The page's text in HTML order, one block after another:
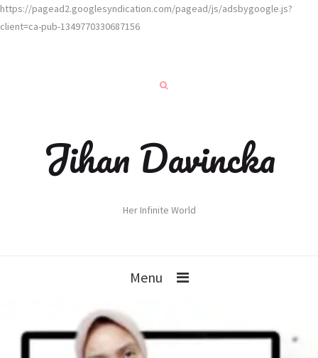
https://pagead2.googlesyndication.com/pagead/js/adsbygoogle.js?
client=ca-pub-1349770330687156
Jihan Davincka
Her Infinite World
Menu